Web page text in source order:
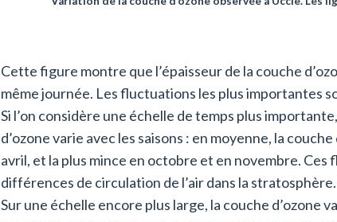
Cette figure montre que l’épaisseur de la couche
même journée. Les fluctuations les plus importantes
Si l’on considère une échelle de temps plus
d’ozone varie avec les saisons : en moyenne, la
avril, et la plus mince en octobre et en novembre. Ces
différences de circulation de l’air dans la stratosphère.
Sur une échelle encore plus large, la couche d’ozone